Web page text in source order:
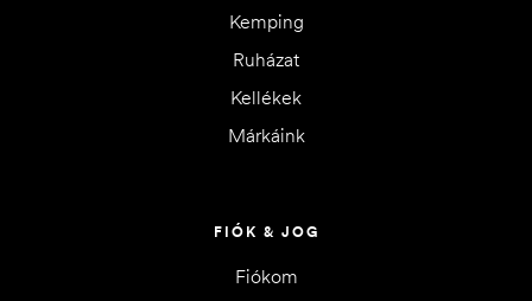
Kemping
Ruházat
Kellékek
Márkáink
FIÓK & JOG
Fiókom